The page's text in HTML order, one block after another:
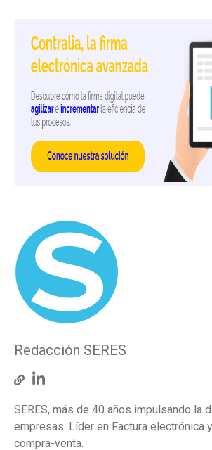
Redacción SERES
SERES, más de 40 años impulsando la
empresas. Líder en Factura electrónica
compra-venta.